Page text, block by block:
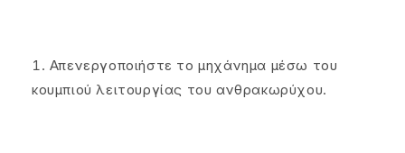
Απενεργοποιήστε το μηχάνημα μέσω του
κουμπιού λειτουργίας του ανθρακωρύχου.